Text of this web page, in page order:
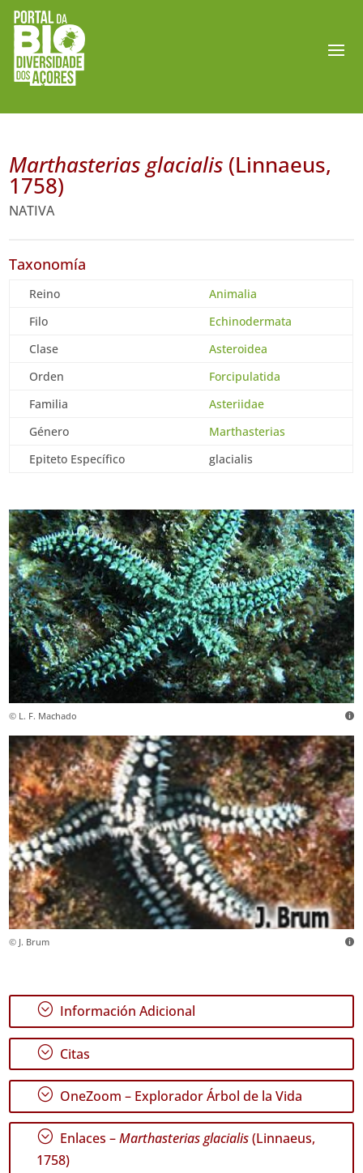
Marthasterias glacialis (Linnaeus,
1758)
NATIVA
Taxonomía
Reino
Animalia
Filo
Echinodermata
Clase
Asteroidea
Orden
Forcipulatida
Familia
Asteriidae
Género
Marthasterias
Epiteto Específico
glacialis
© L. F. Machado
© J. Brum
; Información Adicional
; Citas
; OneZoom – Explorador Árbol de la Vida
; Enlaces –Marthasterias glacialis(Linnaeus,
1758)